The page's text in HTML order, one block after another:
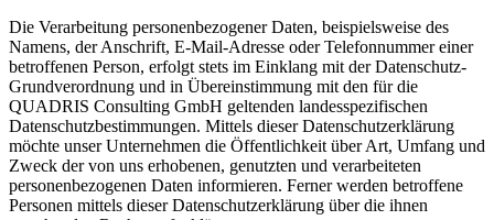
Die Verarbeitung personenbezogener Daten, beispielsweise des
Namens, der Anschrift, E-Mail-Adresse oder Telefonnummer einer
betroffenen Person, erfolgt stets im Einklang mit der Datenschutz-
Grundverordnung und in Übereinstimmung mit den für die
QUADRIS Consulting GmbH geltenden landesspezifischen
Datenschutzbestimmungen. Mittels dieser Datenschutzerklärung
möchte unser Unternehmen die Öffentlichkeit über Art, Umfang und
Zweck der von uns erhobenen, genutzten und verarbeiteten
personenbezogenen Daten informieren. Ferner werden betroffene
Personen mittels dieser Datenschutzerklärung über die ihnen